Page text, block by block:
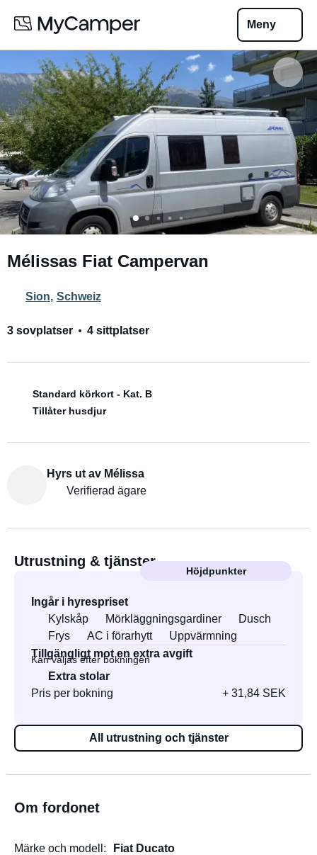
Meny
Mélissas Fiat Campervan
Sion, Schweiz
3 sovplatser 4 sittplatser
Standard körkort - Kat. B
Tillåter husdjur
Hyrs ut av Mélissa
Verifierad ägare
Utrustning & tjänster
Höjdpunkter
Ingår i hyrespriset
Kylskåp
Mörkläggningsgardiner
Dusch
Frys
AC i förarhytt
Uppvärmning
Tillgängligt mot en extra avgift
Kan väljas efter bokningen
Extra stolar
Pris per bokning
+ 31,84 SEK
All utrustning och tjänster
Om fordonet
Märke och modell
Fiat Ducato